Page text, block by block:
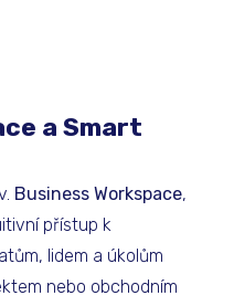
a Smart
Business Workspace,
přístup k
lidem a úkolům
nebo obchodním